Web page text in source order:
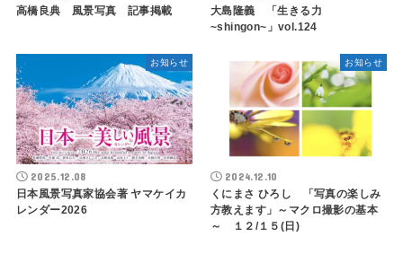
高橋良典 風景写真 記事掲載
大島隆義 「生きる力
~shingon~」vol.124
お知らせ
2025.12.08
日本風景写真家協会著 ヤマケイカ
レンダー2026
お知らせ
2024.12.10
くにまさ ひろし 「写真の楽しみ
方教えます」～マクロ撮影の基本
～ １２/１５(日)